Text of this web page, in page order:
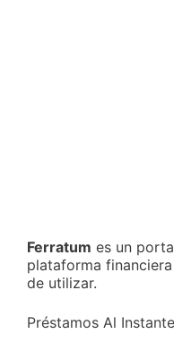
Ferratum es un
plataforma
de utilizar.
Préstamos Al